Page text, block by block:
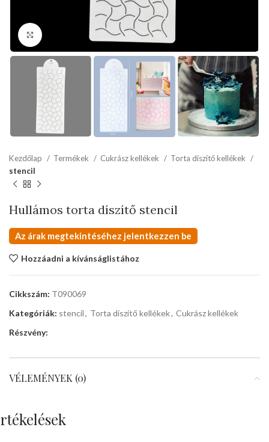
kattints a kinagyításhoz
Kezdőlap Termékek Cukrász kellékek
Torta díszítő kellékek
stencil
Hullámos torta díszítő stencil
Az árak megtekintéséhez jelentkezzen be
Hozzáadni a kívánságlistához
Cikkszám: T090069
Kategóriák: stencil, Torta díszítő kellékek, Cukrász kellékek
Részvény:
VÉLEMÉNYEK (0)